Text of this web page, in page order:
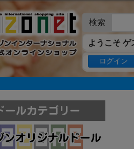
検索
ようこそ ゲ
ログイン